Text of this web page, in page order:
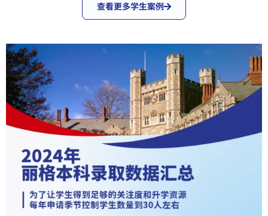
查看更多学生案例